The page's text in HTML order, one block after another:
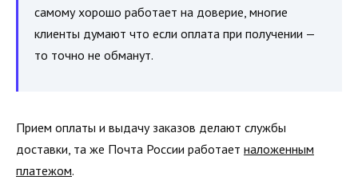
самому хорошо работает на доверие, многие
клиенты думают что если оплата при получении —
то точно не обманут.
Прием оплаты и выдачу заказов делают службы
доставки, та же Почта России работает наложенным
платежом.